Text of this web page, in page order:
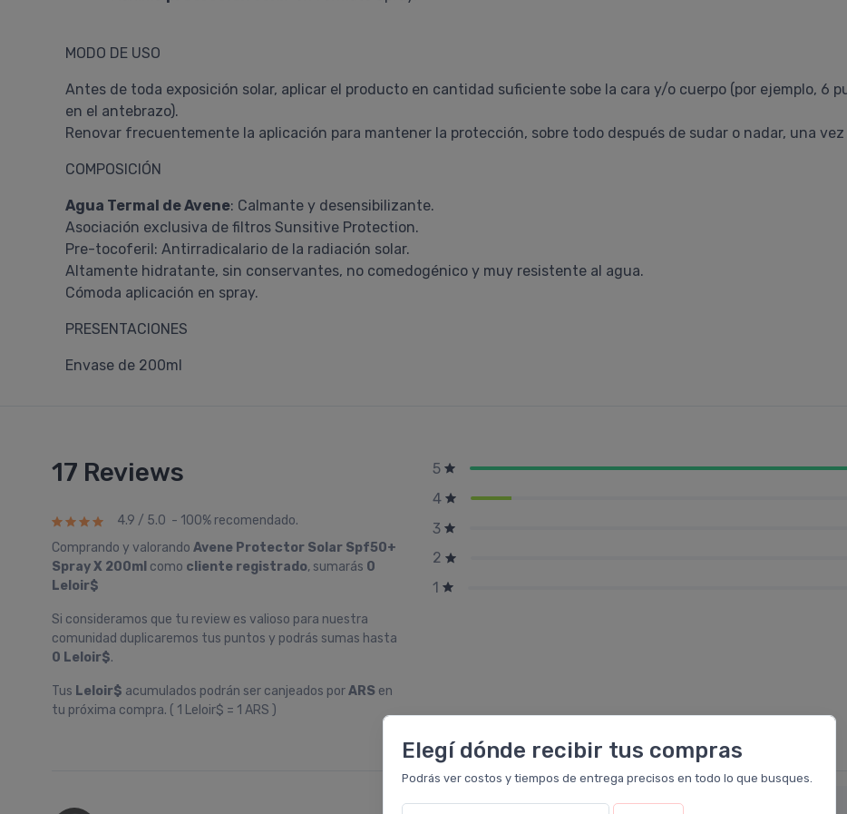
Elegí dónde recibir tus compras
Podrás ver costos y tiempos de entrega precisos en todo lo que busques.
MODO DE USO
Antes de toda exposición solar, aplicar el producto en cantidad suficiente sobe la cara y/o cuerpo (por ejemplo, 6
en el antebrazo).
Renovar frecuentemente la aplicación para mantener la protección, sobre todo después de sudar o nadar, una vez
COMPOSICIÓN
Agua Termal de Avene: Calmante y desensibilizante.
Asociación exclusiva de filtros Sunsitive Protection.
Pre-tocoferil: Antirradicalario de la radiación solar.
Altamente hidratante, sin conservantes, no comedogénico y muy resistente al agua.
Cómoda aplicación en spray.
PRESENTACIONES
Envase de 200ml
17 Reviews
4.9 / 5.0 - 100% recomendado.
Comprando y valorando Avene Protector Solar Spf50+
Spray X 200ml como cliente registrado, sumarás 0
Leloir$
Si consideramos que tu review es valioso para nuestra
comunidad duplicaremos tus puntos y podrás sumas hasta
0 Leloir$.
Tus Leloir$ acumulados podrán ser canjeados porARS en
tu próxima compra. ( 1 Leloir$ = 1 ARS )
5
4
3
2
1